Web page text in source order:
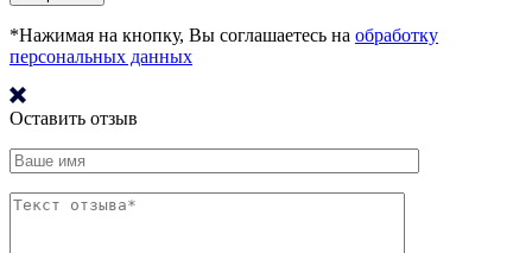
*Нажимая на кнопку, Вы соглашаетесь на обработку
персональных данных
Оставить отзыв